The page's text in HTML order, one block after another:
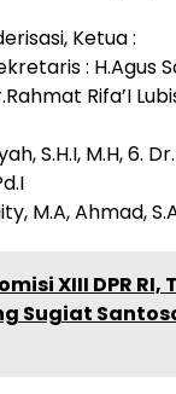
Ketua :
: H.Agus
Rifa’I
S.H.I, M.H, 6.
M.A, Ahmad,
XIII DPR RI,
Sugiat